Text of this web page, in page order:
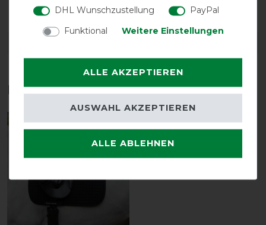
möglich
Das perfekte Zubehör für dich
DHL Wunschzustellung
PayPal
Funktional
Weitere Einstellungen
ALLE AKZEPTIEREN
ALLE ABLEHNEN
AUSWAHL AKZEPTIEREN